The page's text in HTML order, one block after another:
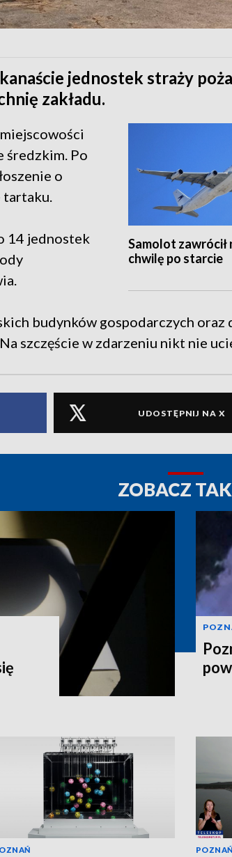
jednostek straży
zakładu.
Samolot zawrócił
chwilę po starcie
średzkim. Po
o
tartaku.
14 jednostek
budynków gospodarczych oraz
szczęście w zdarzeniu nikt nie
UDOSTĘPNIJ NA X
ZOBACZ
POZNAŃ